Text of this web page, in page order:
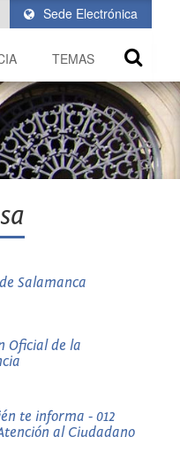
Sede Electrónica
TEMAS
Salamanca
Oficial de la
te informa - 012
al Ciudadano